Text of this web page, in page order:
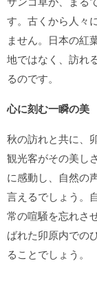
す。古くから人々
ません。日本の紅
地ではなく、訪れ
るのです。
心に刻む一瞬の美
秋の訪れと共に、
観光客がその美し
に感動し、自然の
言えるでしょう。
常の喧騒を忘れさ
ばれた卯原内での
ることでしょう。